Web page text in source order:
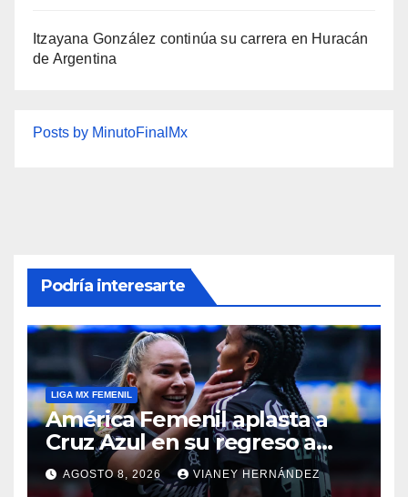
Itzayana González continúa su carrera en Huracán
de Argentina
Posts by MinutoFinalMx
Podría interesarte
LIGA MX FEMENIL
América Femenil aplasta a
Cruz Azul en su regreso a
casa
AGOSTO 8, 2026 VIANEY HERNÁNDEZ